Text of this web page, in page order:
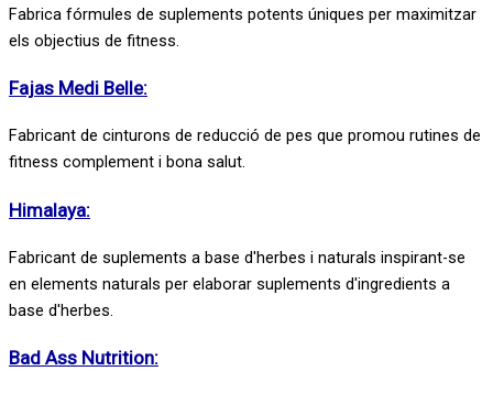
Fabrica fórmules de suplements potents úniques per maximitzar
els objectius de fitness.
Fajas Medi Belle:
Fabricant de cinturons de reducció de pes que promou rutines de
fitness complement i bona salut.
Himalaya:
Fabricant de suplements a base d'herbes i naturals inspirant-se
en elements naturals per elaborar suplements d'ingredients a
base d'herbes.
Bad Ass Nutrition: